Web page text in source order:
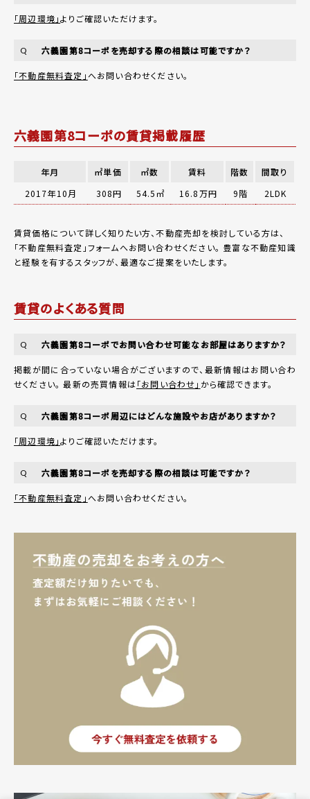
「周辺環境」よりご確認いただけます。
Q 六義園第8コーポを売却する際の相談は可能ですか？
「不動産無料査定」へお問い合わせください。
六義園第8コーポの賃貸掲載履歴
年月 ㎡単価 ㎡数 賃料 階数
間取り
2017年10月
308円 54.5㎡ 16.8万円 9階 2LDK
賃貸価格について詳しく知りたい方、不動産売却を検討している方は、
「不動産無料査定 」フォームへお問い合わせください。 豊富な不動産知識
と経験を有するスタッフが、最適なご提案をいたします。
賃貸のよくある質問
Q 六義園第8コーポでお問い合わせ可能なお部屋はありますか？
掲載が間に合っていない場合がございますので、最新情報はお問い合わ
せください。 最新の売買情報は「お問い合わせ」 から確認できます。
Q 六義園第8コーポ周辺にはどんな施設やお店がありますか？
「周辺環境」よりご確認いただけます。
Q 六義園第8コーポを売却する際の相談は可能ですか？
「不動産無料査定」へお問い合わせください。